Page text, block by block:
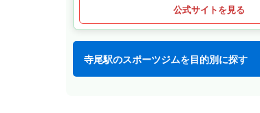
公式サイトを見る
寺尾駅のスポーツジムを目的別に探す